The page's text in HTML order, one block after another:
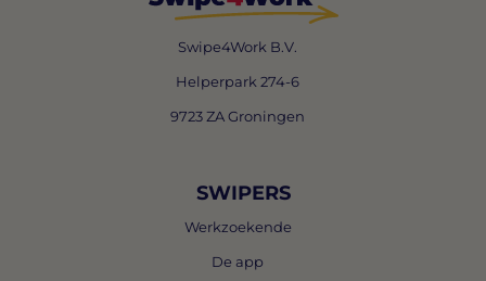
Swipe4Work B.V.
Helperpark 274-6
9723 ZA Groningen
SWIPERS
Werkzoekende
De app